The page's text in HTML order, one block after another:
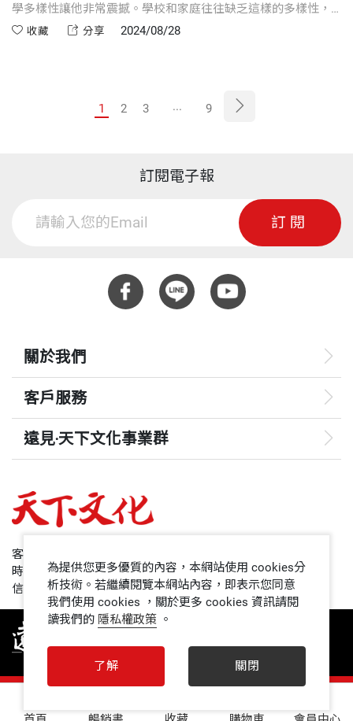
學多樣性讓他非常震撼。學校和家庭往往缺乏這樣的多樣性，
殘害個人與數學的關係，令人從小就討厭數學。有些人數學很
收藏 分享 2024/08/28
1 2 3 ... 9
訂閱電子報
訂閱
關於我們
客戶服務
遠見‧天下文化事業群
哈佛商業評論
領導影響力學院
1號課堂
客服專線：+886 2 2662-0012
時間：週一~週五9:00~12:30;13:30~17:00
信箱：service@cwgv.com.tw
為提供您更多優質的內容，本網站使用 cookies分
析技術。若繼續閱覽本網站內容，即表示您同意
我們使用 cookies ，關於更多 cookies 資訊請閱
讀我們的 隱私權政策 。
了解 關閉